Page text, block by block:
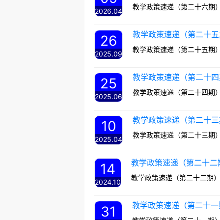
2026.04
教学政策速递（第二十六期）
26
2025.09
教学政策速递（第二十五
教学政策速递（第二十五期）
25
2025.06
教学政策速递（第二十四
教学政策速递（第二十四期）
10
2025.04
教学政策速递（第二十三
教学政策速递（第二十三期）
14
2024.10
教学政策速递（第二十二
教学政策速递（第二十二期）
31 教学政策速递（第二十一